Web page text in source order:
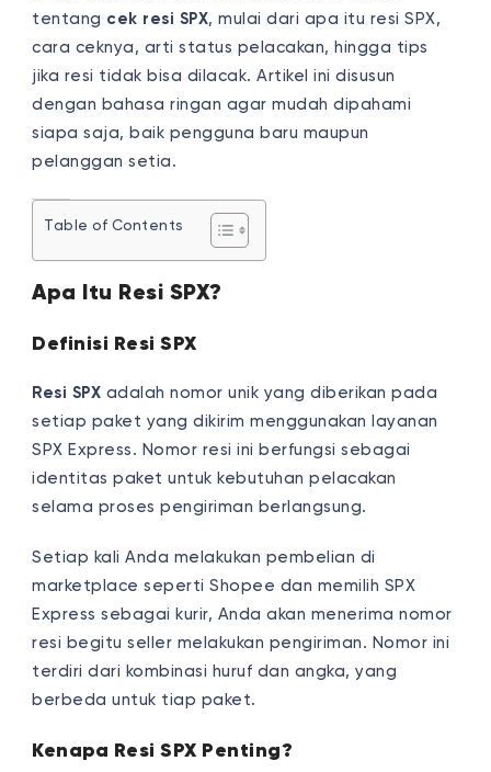
tentang cek resi SPX, mulai dari apa itu resi SPX,
cara ceknya, arti status pelacakan, hingga tips
jika resi tidak bisa dilacak. Artikel ini disusun
dengan bahasa ringan agar mudah dipahami
siapa saja, baik pengguna baru maupun
pelanggan setia.
Table of Contents
Apa Itu Resi SPX?
Definisi Resi SPX
Resi SPX adalah nomor unik yang diberikan pada
setiap paket yang dikirim menggunakan layanan
SPX Express. Nomor resi ini berfungsi sebagai
identitas paket untuk kebutuhan pelacakan
selama proses pengiriman berlangsung.
Setiap kali Anda melakukan pembelian di
marketplace seperti Shopee dan memilih SPX
Express sebagai kurir, Anda akan menerima nomor
resi begitu seller melakukan pengiriman. Nomor ini
terdiri dari kombinasi huruf dan angka, yang
berbeda untuk tiap paket.
Kenapa Resi SPX Penting?